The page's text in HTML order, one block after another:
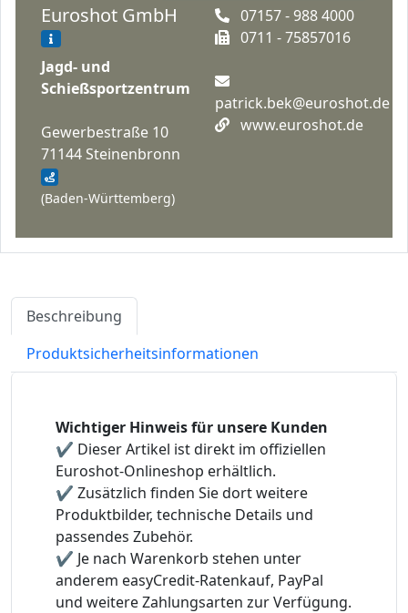
Euroshot GmbH
Jagd- und
Schießsportzentrum
Gewerbestraße 10
71144 Steinenbronn
(Baden-Württemberg)
07157 - 988 4000
0711 - 75857016
patrick.bek@euroshot.de
www.euroshot.de
Beschreibung
Produktsicherheitsinformationen
Wichtiger Hinweis für unsere Kunden
✔ Dieser Artikel ist direkt im offiziellen
Euroshot-Onlineshop erhältlich.
✔ Zusätzlich finden Sie dort weitere
Produktbilder, technische Details und
passendes Zubehör.
✔ Je nach Warenkorb stehen unter
anderem easyCredit-Ratenkauf, PayPal
und weitere Zahlungsarten zur Verfügung.